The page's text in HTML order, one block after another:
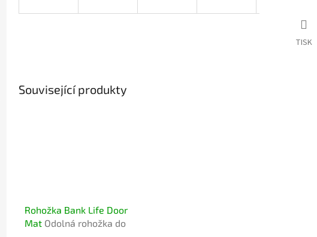
TISK
Související produkty
Rohožka Bank Life Door
Mat Odolná rohožka do